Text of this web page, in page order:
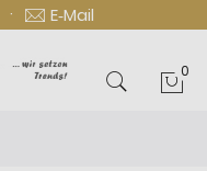
· E‑Mail
0